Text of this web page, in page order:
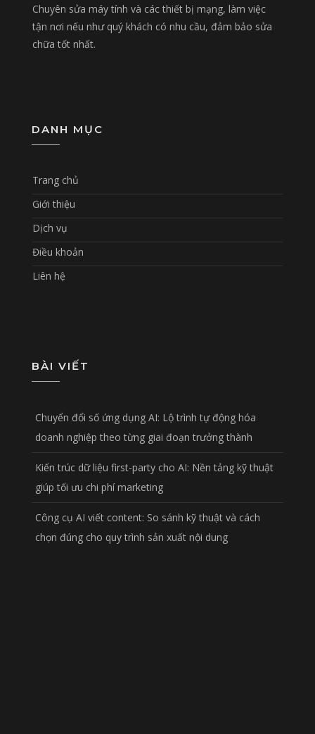
Chuyên sửa máy tính và các thiết bị mạng, làm việc
tận nơi nếu như quý khách có nhu cầu, đảm bảo sửa
chữa tốt nhất.
DANH MỤC
Trang chủ
Giới thiệu
Dịch vụ
Điều khoản
Liên hệ
BÀI VIẾT
Chuyển đổi số ứng dụng AI: Lộ trình tự động hóa
doanh nghiệp theo từng giai đoạn trưởng thành
Kiến trúc dữ liệu first-party cho AI: Nền tảng kỹ thuật
giúp tối ưu chi phí marketing
Công cụ AI viết content: So sánh kỹ thuật và cách
chọn đúng cho quy trình sản xuất nội dung